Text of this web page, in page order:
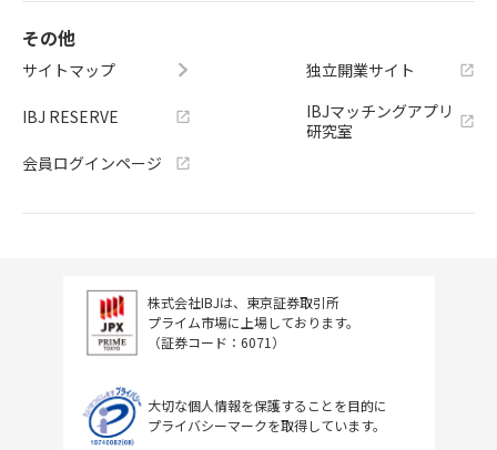
その他
サイトマップ
IBJ RESERVE
会員ログインページ
独立開業サイト
IBJマッチングアプリ
研究室
株式会社IBJは、東京証券取引所
プライム市場に上場しております。
（証券コード：6071）
大切な個人情報を保護することを目的に
プライバシーマークを取得しています。